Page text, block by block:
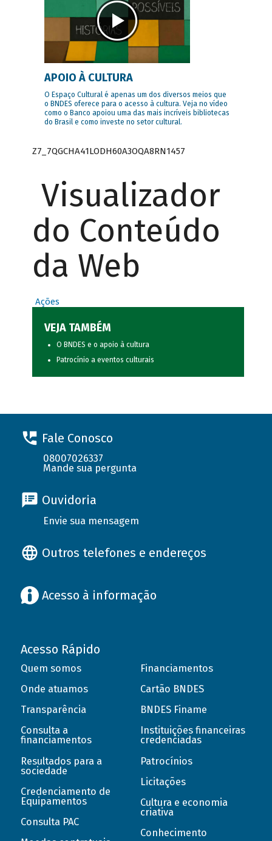
APOIO À CULTURA
O Espaço Cultural é apenas um dos diversos meios que
o BNDES oferece para o acesso à cultura. Veja no vídeo
como o Banco apoiou uma das mais incríveis bibliotecas
do Brasil e como investe no setor cultural.
Z7_7QGCHA41LODH60A3OQA8RN1457
Visualizador
do Conteúdo
da Web
Ações
VEJA TAMBÉM
O BNDES e o apoio à cultura
Patrocínio a eventos culturais
Fale Conosco
08007026337
Mande sua pergunta
Ouvidoria
Envie sua mensagem
Outros telefones e endereços
Acesso à informação
Acesso Rápido
Quem somos
Onde atuamos
Transparência
Consulta a
financiamentos
Resultados para a
sociedade
Credenciamento de
Equipamentos
Consulta PAC
Financiamentos
Cartão BNDES
BNDES Finame
Instituições financeiras
credenciadas
Patrocínios
Licitações
Cultura e economia
criativa
Conhecimento